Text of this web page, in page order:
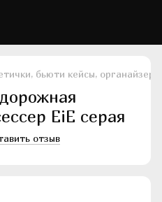
бьюти кейсы,
EiE серая
отзыв